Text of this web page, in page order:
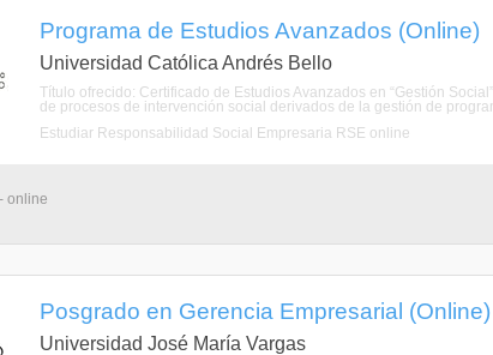
Programa de Estudios Avanzados (Online)
Universidad Católica Andrés Bello
Título ofrecido: Certificado de Estudios Avanzados en “Gestión
de procesos de intervención social derivados de la gestión de
Estudiar Responsabilidad Social Empresaria RSE online
online
Posgrado en Gerencia Empresarial (Online)
Universidad José María Vargas